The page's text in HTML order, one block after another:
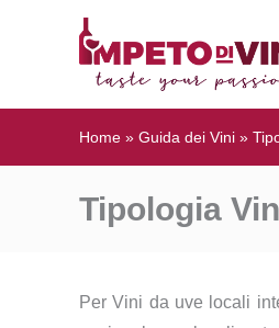
Home » Guida dei Vini »
Tipologia
Per Vini da uve locali